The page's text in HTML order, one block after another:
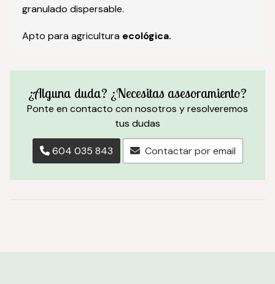
granulado dispersable.
Apto para agricultura ecológica.
¿Alguna duda? ¿Necesitas asesoramiento?
Ponte en contacto con nosotros y resolveremos
tus dudas
604 035 843 Contactar por email